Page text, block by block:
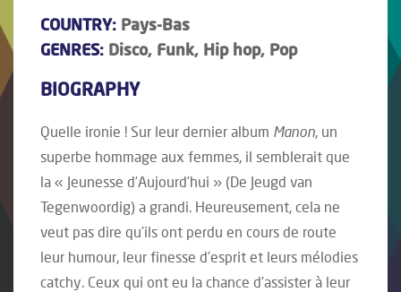
COUNTRY: Pays-Bas
GENRES: Disco, Funk, Hip hop, Pop
BIOGRAPHY
Quelle ironie ! Sur leur dernier album Manon, un
superbe hommage aux femmes, il semblerait que
la « Jeunesse d’Aujourd’hui » (De Jeugd van
Tegenwoordig) a grandi. Heureusement, cela ne
veut pas dire qu’ils ont perdu en cours de route
leur humour, leur finesse d’esprit et leurs mélodies
catchy. Ceux qui ont eu la chance d’assister à leur